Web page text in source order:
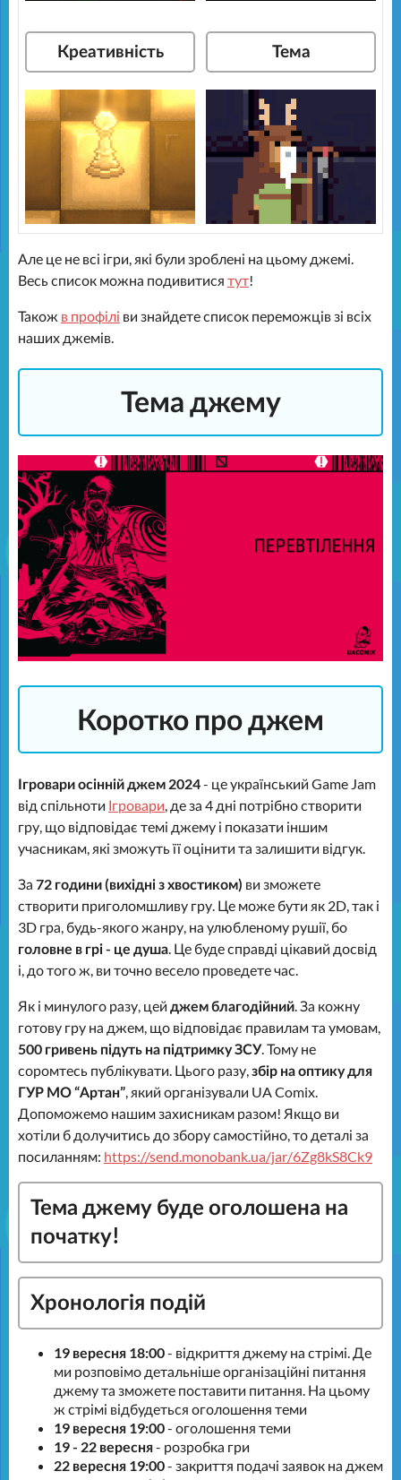
Креативність Тема
Але це не всі ігри, які були зроблені на цьому джемі.
Весь список можна подивитися тут!
Також в профілі ви знайдете список переможців зі всіх
наших джемів.
Тема джему
Коротко про джем
Ігровари осінній джем 2024- це український Game Jam
від спільноти Ігровари , де за 4 дні потрібно створити
гру, що відповідає темі джему і показати іншим
учасникам, які зможуть її оцінити та залишити відгук.
За 72 години (вихідні з хвостиком) ви зможете
створити приголомшливу гру. Це може бути як 2D, так і
3D гра, будь-якого жанру, на улюбленому рушії, бо
головне в грі - це душа . Це буде справді цікавий досвід
і, до того ж, ви точно весело проведете час.
Як і минулого разу, цей джем благодійний . За кожну
готову гру на джем, що відповідає правилам та умовам,
500 гривень підуть на підтримку ЗСУ. Тому не
соромтесь публікувати. Цього разу, збір на оптику для
ГУР МО “Артан” , який організували UA Comix.
Допоможемо нашим захисникам разом! Якщо ви
хотіли б долучитись до збору самостійно, то деталі за
посиланням: https://send.monobank.ua/jar/6Zg8kS8Ck9
Тема джему буде оголошена на
початку!
Хронологія подій
19 вересня 18:00- відкриття джему на стрімі. Де
ми розповімо детальніше організаційні питання
джему та зможете поставити питання. На цьому
ж стрімі відбудеться оголошення теми
19 вересня 19:00- оголошення теми
19 - 22 вересня- розробка гри
22 вересня 19:00- закриття подачі заявок на джем